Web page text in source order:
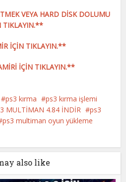
VEYA HARD DİSK DOLUMU
TIKLAYIN.**
İÇİN TIKLAYIN.**
İÇİN TIKLAYIN.**
ps3 kırma
ps3 kırma işlemi
MULTİMAN 4.84 İNDİR
ps3
ps3 multiman oyun yükleme
also like